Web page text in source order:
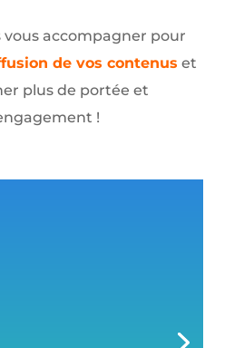
vous accompagner pour
de vos contenus et
plus de portée et
!